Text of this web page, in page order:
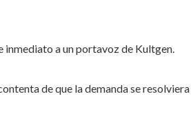
inmediato a un portavoz de Kultgen.
de que la demanda se resolviera